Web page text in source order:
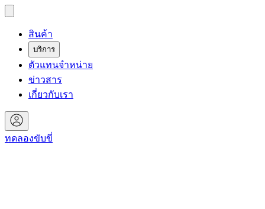
สินค้า
บริการ
ตัวแทนจำหน่าย
ข่าวสาร
เกี่ยวกับเรา
ทดลองขับขี่